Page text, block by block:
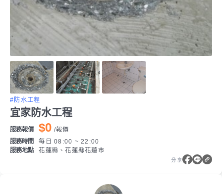
#防水工程
宜家防水工程
服務報價 $0 /報價
服務時間
每日 08:00 ~ 22:00
服務地點
花蓮縣、花蓮縣花蓮市
分享